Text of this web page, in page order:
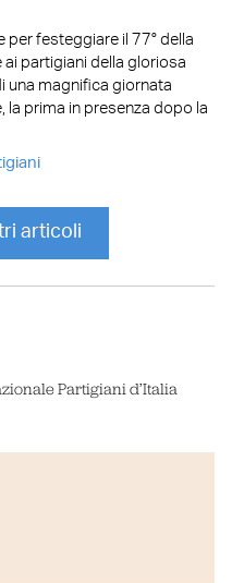
per festeggiare il 77° della
partigiani della gloriosa
una magnifica giornata
la prima in presenza dopo la
articoli
Partigiani d’Italia